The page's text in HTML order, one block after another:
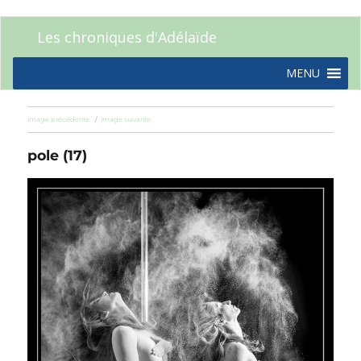
Les chroniques d'Adélaïde
MENU
Image précédente Image suivante
pole (17)